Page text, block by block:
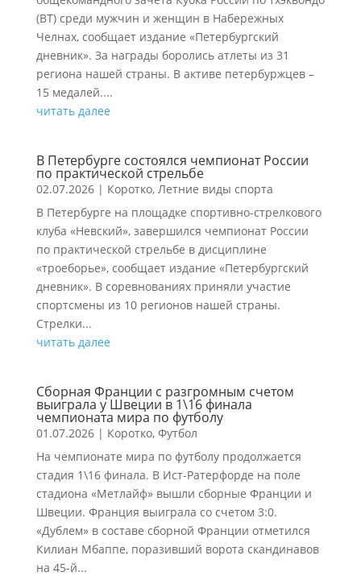
(ВТ) среди мужчин и женщин в Набережных
Челнах, сообщает издание «Петербургский
дневник». За награды боролись атлеты из 31
региона нашей страны. В активе петербуржцев –
15 медалей....
читать далее
В Петербурге состоялся чемпионат России
по практической стрельбе
02.07.2026| Коротко, Летние виды спорта
В Петербурге на площадке спортивно-стрелкового
клуба «Невский», завершился чемпионат России
по практической стрельбе в дисциплине
«троеборье», сообщает издание «Петербургский
дневник». В соревнованиях приняли участие
спортсмены из 10 регионов нашей страны.
Стрелки...
читать далее
Сборная Франции с разгромным счетом
выиграла у Швеции в 1\16 финала
чемпионата мира по футболу
01.07.2026| Коротко, Футбол
На чемпионате мира по футболу продолжается
стадия 1\16 финала. В Ист-Ратерфорде на поле
стадиона «Метлайф» вышли сборные Франции и
Швеции. Франция выиграла со счетом 3:0.
«Дублем» в составе сборной Франции отметился
Килиан Мбаппе, поразивший ворота скандинавов
на 45-й...